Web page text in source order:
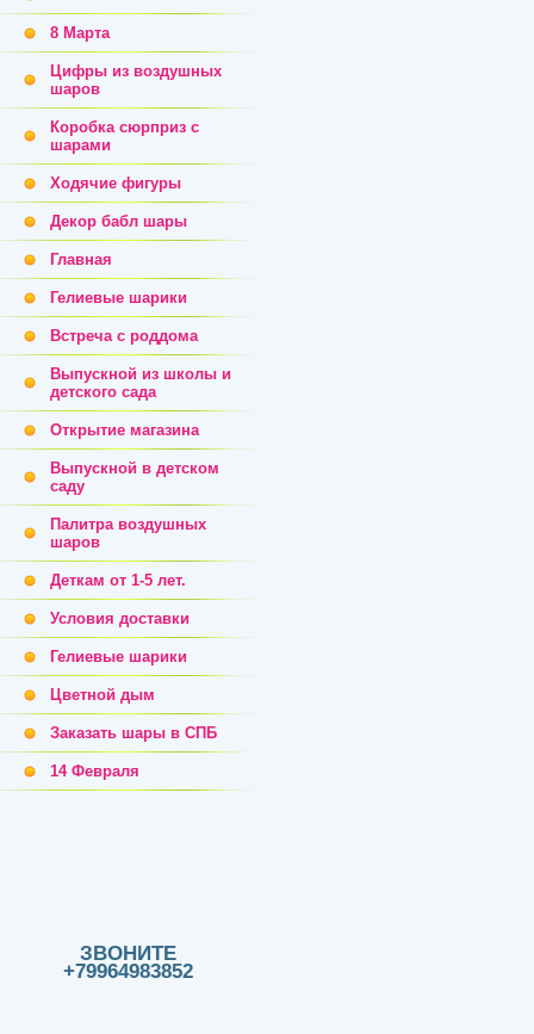
8 Марта
Цифры из воздушных
шаров
Коробка сюрприз с
шарами
Ходячие фигуры
Декор бабл шары
Главная
Гелиевые шарики
Встреча с роддома
Выпускной из школы и
детского сада
Открытие магазина
Выпускной в детском
саду
Палитра воздушных
шаров
Деткам от 1-5 лет.
Условия доставки
Гелиевые шарики
Цветной дым
Заказать шары в СПБ
14 Февраля
ЗВОНИТЕ
+79964983852